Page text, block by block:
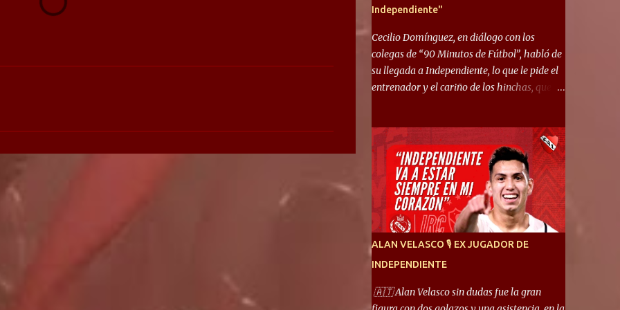
Independiente"
Cecilio Domínguez, en diálogo con los
colegas de “90 Minutos de Fútbol”, habló de
su llegada a Independiente, lo que le pide el
entrenador y el cariño de los hinchas, que se
ayuda a que me adapte rápidamente, soy un
hombre alegre y abierto. Creo que lo estoy
haciendo muy bien. Cuando llegué, llegué a
un Independiente que juega muy dinámico y
me gusta mucho. Me favorece por la forma
de jugar mía y eso también ayudó a que me
adapte”. “Me siento mejor por izquierda,
pero me gusta mucho jugar de 9, y juego sin
problemas por derecha también. Jugar de 9
y de extremo por izquierda es diferente. A mi
me gusta jugar por fuera, porque tengo mas
ALAN VELASCO 🎙 EX JUGADOR DE
INDEPENDIENTE
🇦🇹 Alan Velasco sin dudas fue la gran